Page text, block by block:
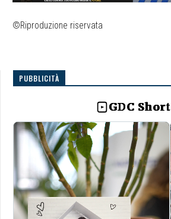
©Riproduzione riservata
PUBBLICITÀ
GDC Short